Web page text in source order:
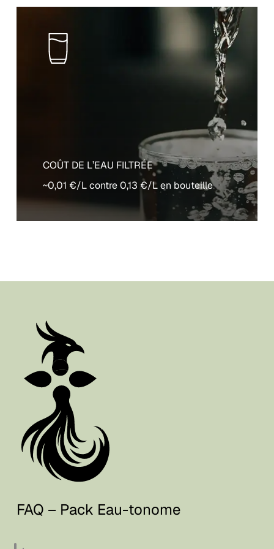
COÛT DE L’EAU FILTRÉE
~0,01 €/L contre 0,13 €/L en bouteille
FAQ – Pack Eau-tonome